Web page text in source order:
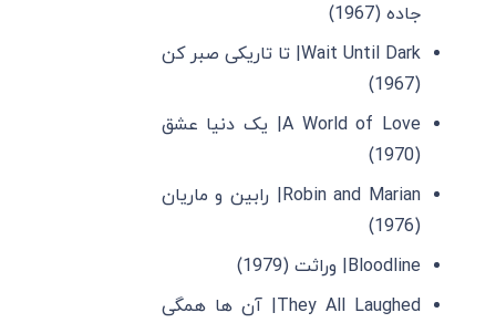
جاده (1967)
Wait Until Dark| تا تاریکی صبر کن
(1967)
A World of Love| یک دنیا عشق
(1970)
Robin and Marian| رابین و ماریان
(1976)
Bloodline| وراثت (1979)
They All Laughed| آن ها همگی